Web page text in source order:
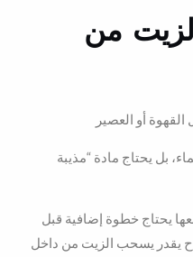
من
بل يحتاج مادة “مذيبة
يحتاج خطوة إضافية قبل
يقدر يسحب الزيت من داخل